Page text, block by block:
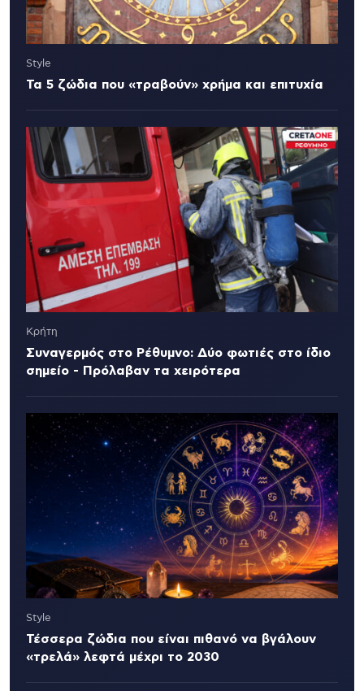
Style
Τα 5 ζώδια που «τραβούν» χρήμα και επιτυχία
Κρήτη
Συναγερμός στο Ρέθυμνο: Δύο φωτιές στο ίδιο
σημείο - Πρόλαβαν τα χειρότερα
Style
Τέσσερα ζώδια που είναι πιθανό να βγάλουν
«τρελά» λεφτά μέχρι το 2030